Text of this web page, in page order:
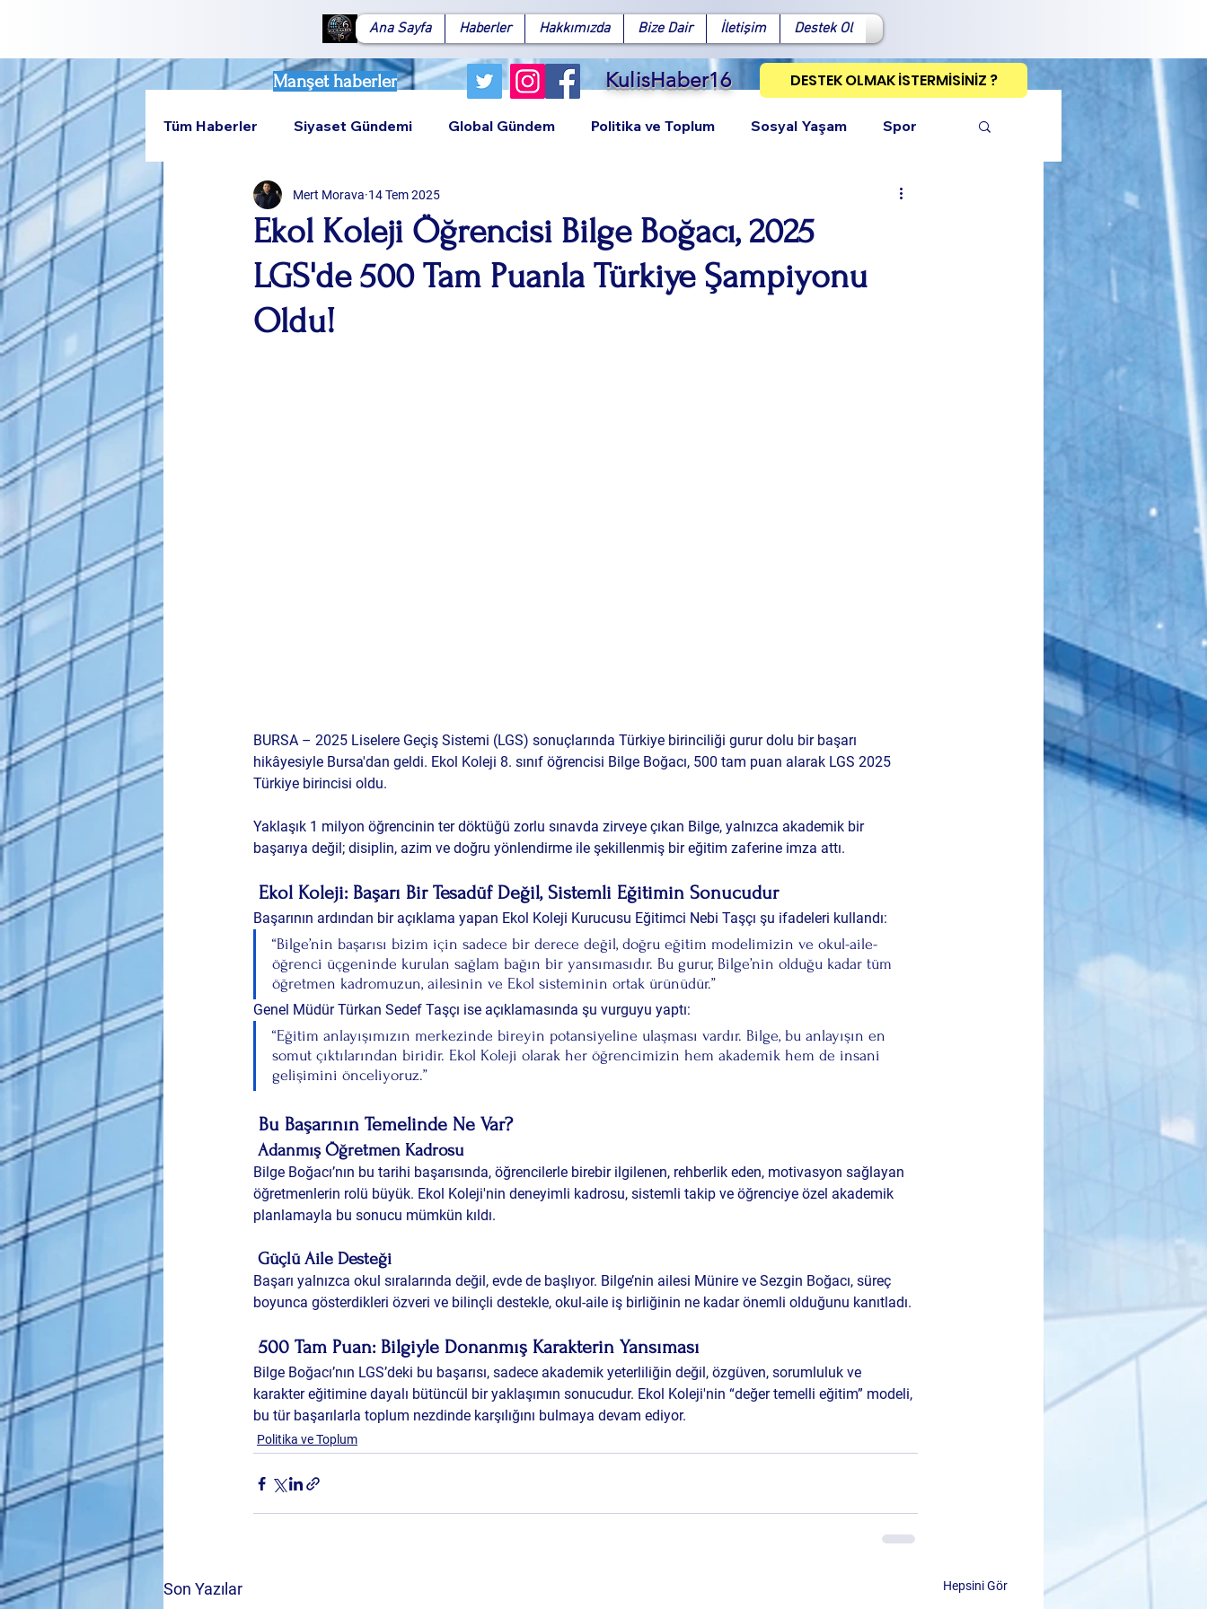
Ana Sayfa Haberler Hakkımızda Bize Dair İletişim Destek Ol
Manşet haberler KulisHaber16 DESTEK OLMAK İSTERMİSİNİZ ?
FacebookX (Twitter)WhatsApp LinkedInPinterestBağlantıyı Kopyala
Tüm Haberler Siyaset Gündemi Global Gündem Politika ve Toplum Sosyal Yaşam Spor
Teknoloji Rumeli
Ekol Koleji Öğrencisi Bilge Boğacı, 2025
LGS'de 500 Tam Puanla Türkiye Şampiyonu
Oldu!
Mert Morava 14 Tem 2025
BURSA – 2025 Liselere Geçiş Sistemi (LGS) sonuçlarında Türkiye birinciliği gurur dolu bir başarı
hikâyesiyle Bursa'dan geldi. Ekol Koleji 8. sınıf öğrencisi Bilge Boğacı, 500 tam puan alarak LGS 2025
Türkiye birincisi oldu.
Yaklaşık 1 milyon öğrencinin ter döktüğü zorlu sınavda zirveye çıkan Bilge, yalnızca akademik bir
başarıya değil; disiplin, azim ve doğru yönlendirme ile şekillenmiş bir eğitim zaferine imza attı.
Ekol Koleji: Başarı Bir Tesadüf Değil, Sistemli Eğitimin Sonucudur
Başarının ardından bir açıklama yapan Ekol Koleji Kurucusu Eğitimci Nebi Taşçı şu ifadeleri kullandı:
“Bilge’nin başarısı bizim için sadece bir derece değil, doğru eğitim modelimizin ve okul-aile-
öğrenci üçgeninde kurulan sağlam bağın bir yansımasıdır. Bu gurur, Bilge’nin olduğu kadar tüm
öğretmen kadromuzun, ailesinin ve Ekol sisteminin ortak ürünüdür.”
Genel Müdür Türkan Sedef Taşçı ise açıklamasında şu vurguyu yaptı:
“Eğitim anlayışımızın merkezinde bireyin potansiyeline ulaşması vardır. Bilge, bu anlayışın en
somut çıktılarından biridir. Ekol Koleji olarak her öğrencimizin hem akademik hem de insani
gelişimini önceliyoruz.”
Bu Başarının Temelinde Ne Var?
Adanmış Öğretmen Kadrosu
Bilge Boğacı’nın bu tarihi başarısında, öğrencilerle birebir ilgilenen, rehberlik eden, motivasyon sağlayan
öğretmenlerin rolü büyük. Ekol Koleji'nin deneyimli kadrosu, sistemli takip ve öğrenciye özel akademik
planlamayla bu sonucu mümkün kıldı.
Güçlü Aile Desteği
Başarı yalnızca okul sıralarında değil, evde de başlıyor. Bilge’nin ailesi Münire ve Sezgin Boğacı, süreç
boyunca gösterdikleri özveri ve bilinçli destekle, okul-aile iş birliğinin ne kadar önemli olduğunu kanıtladı.
500 Tam Puan: Bilgiyle Donanmış Karakterin Yansıması
Bilge Boğacı’nın LGS’deki bu başarısı, sadece akademik yeterliliğin değil, özgüven, sorumluluk ve
karakter eğitimine dayalı bütüncül bir yaklaşımın sonucudur. Ekol Koleji'nin “değer temelli eğitim” modeli,
bu tür başarılarla toplum nezdinde karşılığını bulmaya devam ediyor.
Politika ve Toplum
Son Yazılar Hepsini Gör